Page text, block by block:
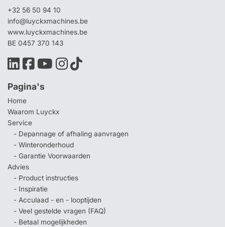
+32 56 50 94 10
info@luyckxmachines.be
www.luyckxmachines.be
BE 0457 370 143
Pagina's
Home
Waarom Luyckx
Service
- Depannage of afhaling aanvragen
- Winteronderhoud
- Garantie Voorwaarden
Advies
- Product instructies
- Inspiratie
- Acculaad - en - looptijden
- Veel gestelde vragen (FAQ)
- Betaal mogelijkheden